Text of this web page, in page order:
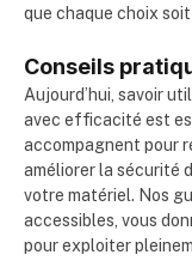
que chaque choix
Conseils
Aujourd’hui, savoir
avec efficacité est
accompagnent pour
améliorer la sécurité
votre matériel. Nos
accessibles, vous
pour exploiter